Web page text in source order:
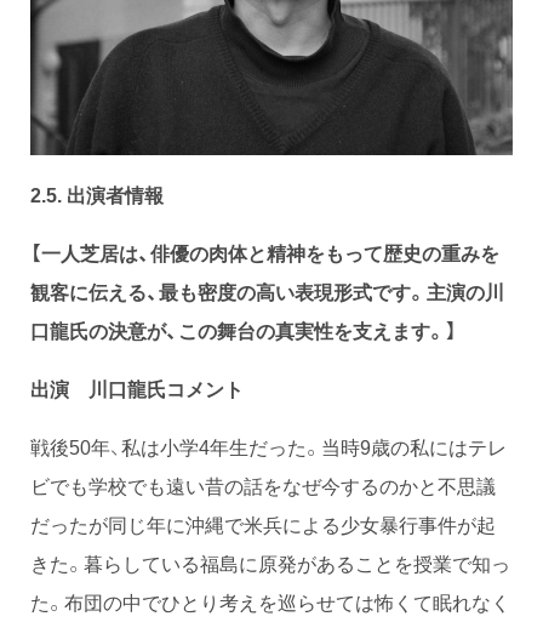
2.5. 出演者情報
【一人芝居は、俳優の肉体と精神をもって歴史の重みを
観客に伝える、最も密度の高い表現形式です。主演の川
口龍氏の決意が、この舞台の真実性を支えます。】
出演 川口龍氏コメント
戦後50年、私は小学4年生だった。当時9歳の私にはテレ
ビでも学校でも遠い昔の話をなぜ今するのかと不思議
だったが同じ年に沖縄で米兵による少女暴行事件が起
きた。暮らしている福島に原発があることを授業で知っ
た。布団の中でひとり考えを巡らせては怖くて眠れなく